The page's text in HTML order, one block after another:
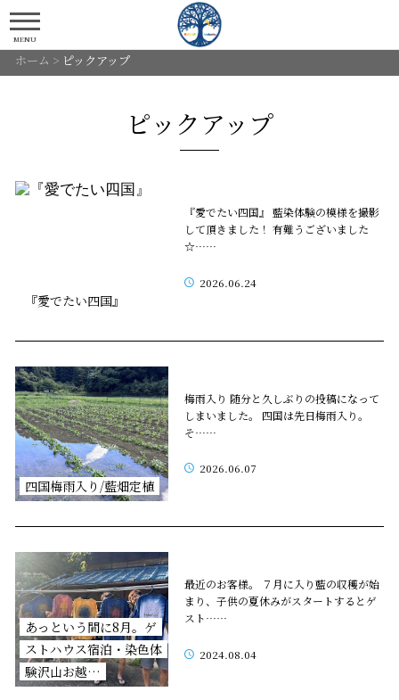
MENU
ホーム > ピックアップ
ピックアップ
『愛でたい四国』
『愛でたい四国』 藍染体験の模様を撮影
して頂きました！ 有難うございました
☆……
2026.06.24
四国梅雨入り/藍畑定植
梅雨入り 随分と久しぶりの投稿になって
しまいました。 四国は先日梅雨入り。
そ……
2026.06.07
あっという間に8月。ゲ
ストハウス宿泊・染色体
験沢山お越…
最近のお客様。 ７月に入り藍の収穫が始
まり、子供の夏休みがスタートするとゲ
スト……
2024.08.04